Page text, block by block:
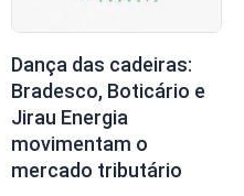
Dança das cadeiras:
Bradesco, Boticário e
Jirau Energia
movimentam o
mercado tributário